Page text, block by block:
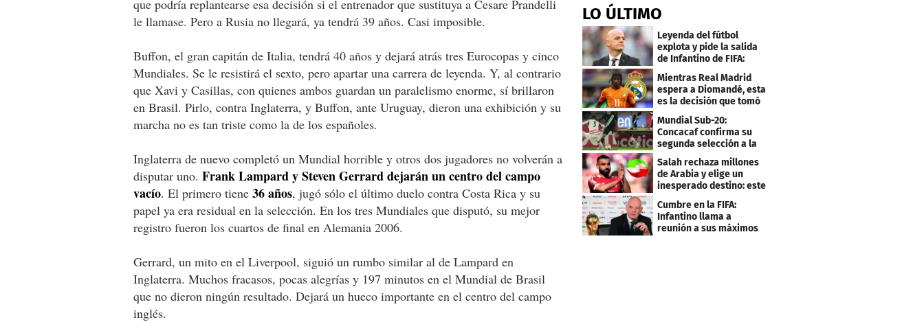
que podría replantearse esa decisión si el entrenador que sustituya a Cesare Prandelli
le llamase. Pero a Rusia no llegará, ya tendrá 39 años. Casi imposible.
Buffon, el gran capitán de Italia, tendrá 40 años y dejará atrás tres Eurocopas y cinco
Mundiales. Se le resistirá el sexto, pero apartar una carrera de leyenda. Y, al contrario
que Xavi y Casillas, con quienes ambos guardan un paralelismo enorme, sí brillaron
en Brasil. Pirlo, contra Inglaterra, y Buffon, ante Uruguay, dieron una exhibición y su
marcha no es tan triste como la de los españoles.
Inglaterra de nuevo completó un Mundial horrible y otros dos jugadores no volverán a
disputar uno. Frank Lampard y Steven Gerrard dejarán un centro del campo
vacío. El primero tiene 36 años, jugó sólo el último duelo contra Costa Rica y su
papel ya era residual en la selección. En los tres Mundiales que disputó, su mejor
registro fueron los cuartos de final en Alemania 2006.
Gerrard, un mito en el Liverpool, siguió un rumbo similar al de Lampard en
Inglaterra. Muchos fracasos, pocas alegrías y 197 minutos en el Mundial de Brasil
que no dieron ningún resultado. Dejará un hueco importante en el centro del campo
inglés.
LO ÚLTIMO
Leyenda del fútbol
explota y pide la salida
de Infantino de FIFA:
"Deshonesto y cobarde"
Mientras Real Madrid
espera a Diomandé, esta
es la decisión que tomó
el jugador
Mundial Sub-20:
Concacaf confirma su
segunda selección a la
Copa del Mundo 2027
Salah rechaza millones
de Arabia y elige un
inesperado destino: este
será su club
Cumbre en la FIFA:
Infantino llama a
reunión a sus máximos